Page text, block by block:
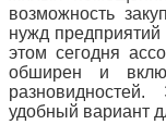
возможность
нужд
этом сегодня
обширен и
удобный вариант